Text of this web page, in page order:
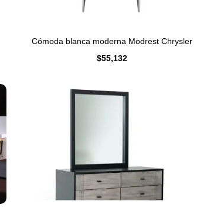
Cómoda blanca moderna Modrest Chrysler
$55,132